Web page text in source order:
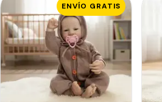
ENVÍO GRATIS